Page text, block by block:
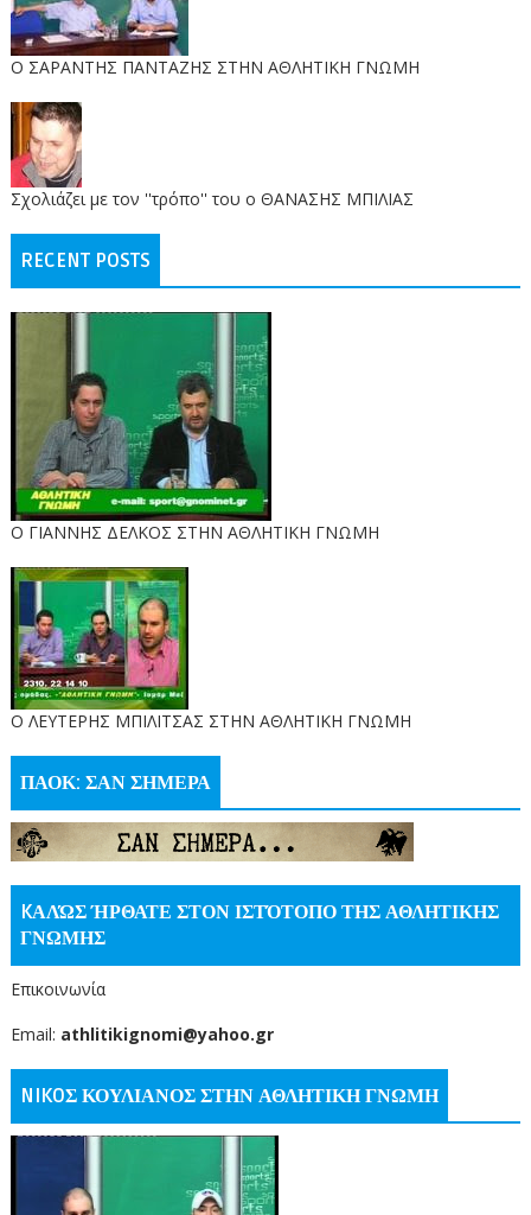
O ΣΑΡΑΝΤΗΣ ΠΑΝΤΑΖΗΣ ΣΤΗΝ ΑΘΛΗΤΙΚΗ ΓΝΩΜΗ
Σχολιάζει με τον ''τρόπο'' του ο ΘΑΝΑΣΗΣ ΜΠΙΛΙΑΣ
RECENT POSTS
Ο ΓΙΑΝΝΗΣ ΔΕΛΚΟΣ ΣΤΗΝ ΑΘΛΗΤΙΚΗ ΓΝΩΜΗ
O ΛΕΥΤΕΡΗΣ ΜΠΙΛΙΤΣΑΣ ΣΤΗΝ ΑΘΛΗΤΙΚΗ ΓΝΩΜΗ
ΠΑΟΚ: ΣΑΝ ΣΗΜΕΡΑ
KΑΛΏΣ ΉΡΘΑΤΕ ΣΤΟΝ ΙΣΤΌΤΟΠΟ ΤΗΣ ΑΘΛΗΤΙΚΗΣ
ΓΝΩΜΗΣ
Επικοινωνία
Email: athlitikignomi@yahoo.gr
NIKOΣ ΚΟΥΛΙΑΝΟΣ ΣΤΗΝ ΑΘΛΗΤΙΚΗ ΓΝΩΜΗ